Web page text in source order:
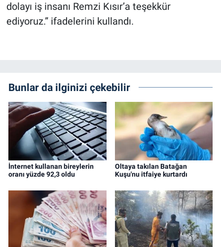
dolayı iş insanı Remzi Kısır’a teşekkür
ediyoruz.” ifadelerini kullandı.
Bunlar da ilginizi çekebilir
İnternet kullanan bireylerin
oranı yüzde 92,3 oldu
Oltaya takılan Batağan
Kuşu'nu itfaiye kurtardı